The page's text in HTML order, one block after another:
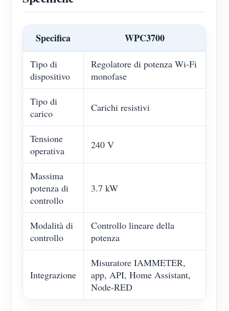
Specifica WPC3700
Tipo di
dispositivo
Regolatore di potenza Wi-Fi
monofase
Tipo di
carico
Carichi resistivi
Tensione
operativa
240 V
Massima
potenza di
controllo
3.7 kW
Modalità di
controllo
Controllo lineare della
potenza
Integrazione
Misuratore IAMMETER,
app, API, Home Assistant,
Node-RED